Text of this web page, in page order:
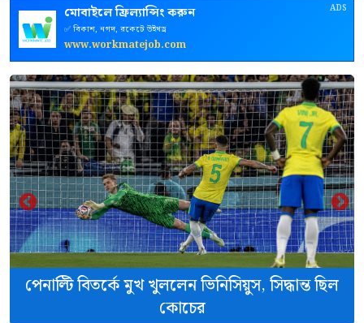
ADS
মোবাইলে ফ্রিল্যান্সিং করুন
✅ বিকাশ, নগদ, রকেটে উইথড্র
www.workmatejob.com
‹
পেনাল্টি বিতর্কে মুখ খুললেন ভিনিসিয়ুস, সিদ্ধান্ত ছিল
কোচের
›